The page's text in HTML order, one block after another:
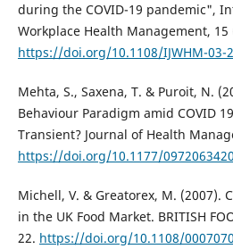
during the COVID-19 pandemic",
Workplace Health Management, 15
https://doi.org/10.1108/IJWHM-03-
Mehta, S., Saxena, T. & Puroit, N.
Behaviour Paradigm amid COVID
Transient? Journal of Health
https://doi.org/10.1177/
Michell, V. & Greatorex, M. (2007).
in the UK Food Market. BRITISH
22. https://doi.org/10.1108/